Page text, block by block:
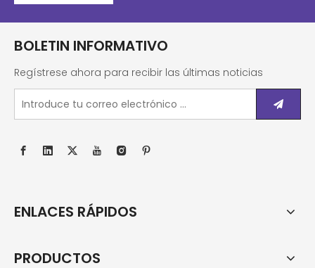
BOLETIN INFORMATIVO
Regístrese ahora para recibir las últimas noticias
ENLACES RÁPIDOS
PRODUCTOS